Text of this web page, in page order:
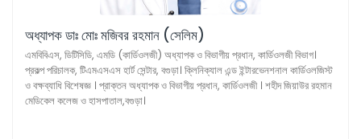
অধ্যাপক ডাঃ মোঃ মজিবর রহমান (সেলিম)
এমবিবিএস, ডিটিসিডি, এমডি (কার্ডিওলজী) অধ্যাপক ও বিভাগীয় প্রধান, কার্ডিওলজী বিভাগ।
প্রকল্প পরিচালক, টিএমএসএস হার্ট সেন্টার, বগুড়া। ক্লিনিক্যাল এন্ড ইন্টারভেনশনাল কার্ডিওলজিস্ট
ও বক্ষব্যাধি বিশেষজ্ঞ । প্রাক্তন অধ্যাপক ও বিভাগীয় প্রধান, কার্ডিওলজী । শহীদ জিয়াউর রহমান
মেডিকেল কলেজ ও হাসপাতাল,বগুড়া।